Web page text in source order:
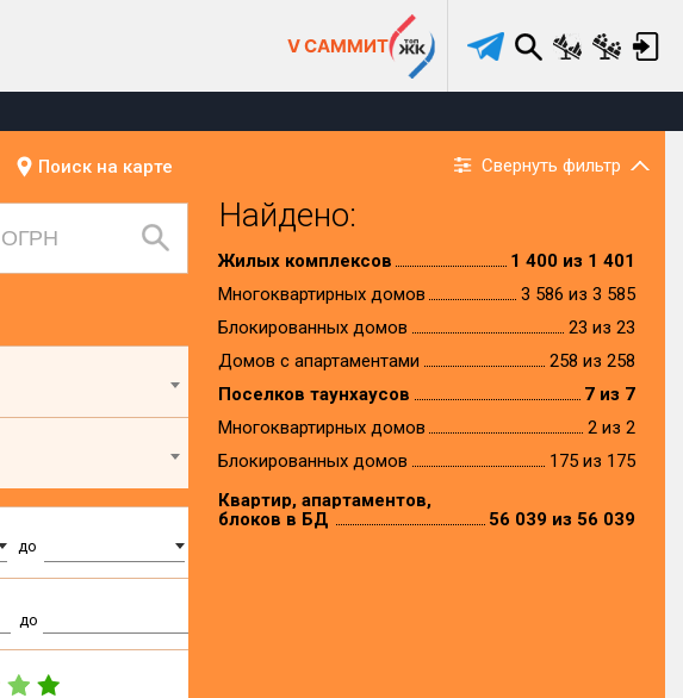
V САММИТ
Поиск на карте Свернуть фильтр
до
до
Найдено:
Жилых комплексов
1 400 из 1 401
Многоквартирных домов
3 586 из 3 585
Блокированных домов
23 из 23
Домов с апартаментами
258 из 258
Поселков таунхаусов
7 из 7
Многоквартирных домов
2 из 2
Блокированных домов
175 из 175
Квартир, апартаментов,
блоков в БД
56 039 из 56 039